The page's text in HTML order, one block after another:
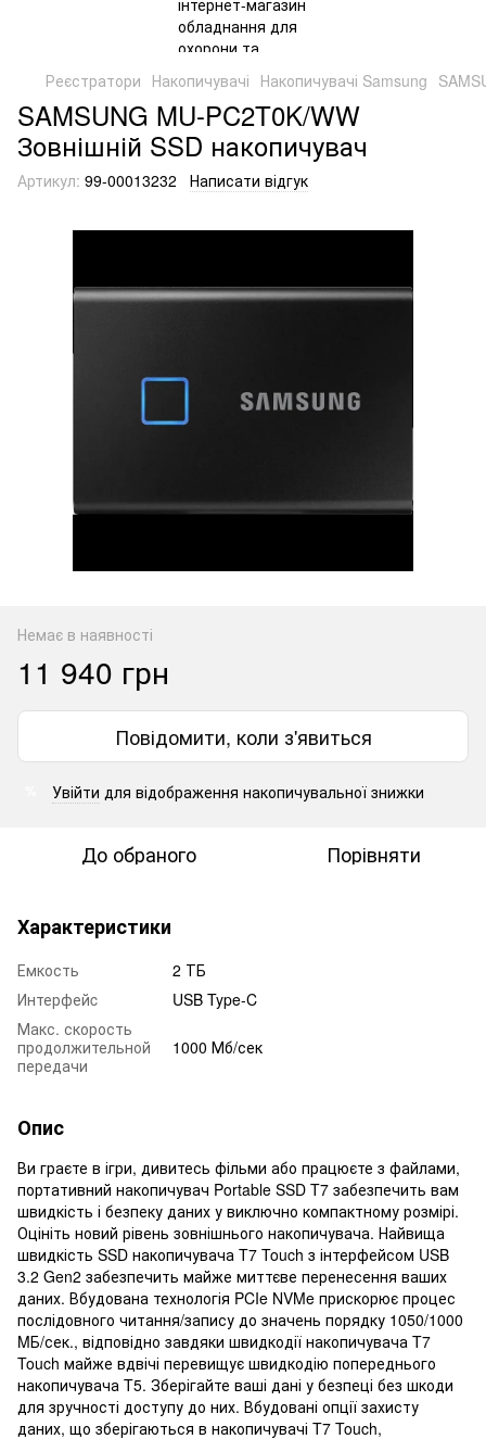
Реєстратори Накопичувачі Накопичувачі Samsung
SAMSUNG MU-PC2T0K/WW
Зовнішній SSD накопичувач
Артикул: 99-00013232 Написати відгук
Немає в наявності
11 940 грн
Повідомити, коли з'явиться
Увійти для відображення накопичувальної знижки
До обраного Порівняти
Характеристики
Емкость
2 ТБ
Интерфейc
USB Type-C
Макс. скорость
продолжительной
передачи
1000 Мб/сек
Опис
Ви граєте в ігри, дивитесь фільми або працюєте з файлами,
портативний накопичувач Portable SSD T7 забезпечить вам
швидкість і безпеку даних у виключно компактному розмірі.
Оцініть новий рівень зовнішнього накопичувача. Найвища
швидкість SSD накопичувача T7 Touch з інтерфейсом USB
3.2 Gen2 забезпечить майже миттєве перенесення ваших
даних. Вбудована технологія PCIe NVMe прискорює процес
послідовного читання/запису до значень порядку 1050/1000
MБ/сек., відповідно завдяки швидкодії накопичувача T7
Touch майже вдвічі перевищує швидкодію попереднього
накопичувача T5. Зберігайте ваші дані у безпеці без шкоди
для зручності доступу до них. Вбудовані опції захисту
даних, що зберігаються в накопичувачі T7 Touch,